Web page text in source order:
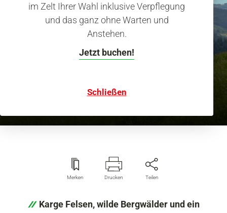
im Zelt Ihrer Wahl inklusive Verpflegung
und das ganz ohne Warten und
Anstehen.
Jetzt buchen!
Schließen
Durchquerung der Ammergauer Alpen
Merken Drucken Teilen
Karge Felsen, wilde Bergwälder und ein